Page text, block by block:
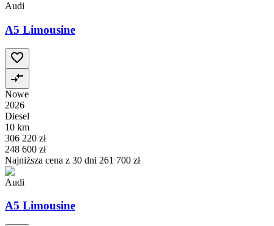
Audi
A5 Limousine
Nowe
2026
Diesel
10 km
306 220 zł
248 600 zł
Najniższa cena z 30 dni 261 700 zł
Audi
A5 Limousine